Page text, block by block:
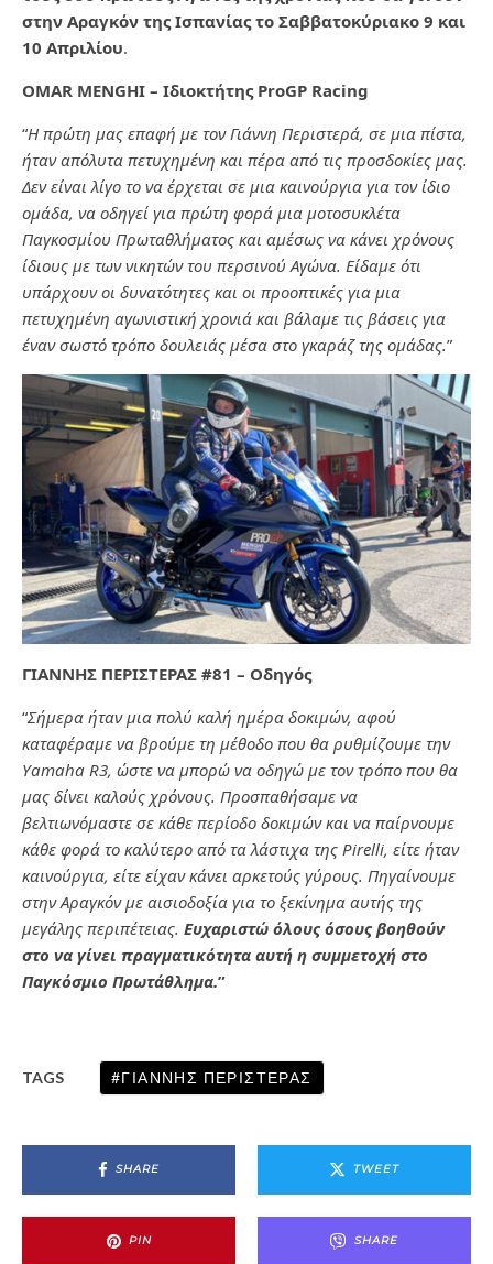
στην Αραγκόν της Ισπανίας το Σαββατοκύριακο 9 και
10 Απριλίου.
OMAR MENGHI – Ιδιοκτήτης ProGP Racing
“Η πρώτη μας επαφή με τον Γιάννη Περιστερά, σε μια πίστα,
ήταν απόλυτα πετυχημένη και πέρα από τις προσδοκίες μας.
Δεν είναι λίγο το να έρχεται σε μια καινούργια για τον ίδιο
ομάδα, να οδηγεί για πρώτη φορά μια μοτοσυκλέτα
Παγκοσμίου Πρωταθλήματος και αμέσως να κάνει χρόνους
ίδιους με των νικητών του περσινού Αγώνα. Είδαμε ότι
υπάρχουν οι δυνατότητες και οι προοπτικές για μια
πετυχημένη αγωνιστική χρονιά και βάλαμε τις βάσεις για
έναν σωστό τρόπο δουλειάς μέσα στο γκαράζ της ομάδας.”
ΓΙΑΝΝΗΣ ΠΕΡΙΣΤΕΡΑΣ #81 – Οδηγός
“Σήμερα ήταν μια πολύ καλή ημέρα δοκιμών, αφού
καταφέραμε να βρούμε τη μέθοδο που θα ρυθμίζουμε την
Υamaha R3, ώστε να μπορώ να οδηγώ με τον τρόπο που θα
μας δίνει καλούς χρόνους. Προσπαθήσαμε να
βελτιωνόμαστε σε κάθε περίοδο δοκιμών και να παίρνουμε
κάθε φορά το καλύτερο από τα λάστιχα της Pirelli, είτε ήταν
καινούργια, είτε είχαν κάνει αρκετούς γύρους. Πηγαίνουμε
στην Αραγκόν με αισιοδοξία για το ξεκίνημα αυτής της
μεγάλης περιπέτειας. Ευχαριστώ όλους όσους βοηθούν
στο να γίνει πραγματικότητα αυτή η συμμετοχή στο
Παγκόσμιο Πρωτάθλημα.”
TAGS ΓΙΆΝΝΗΣ ΠΕΡΙΣΤΕΡΆΣ
SHARE TWEET
PIN SHARE